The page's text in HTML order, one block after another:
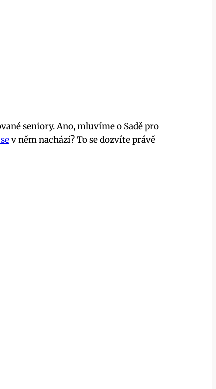
seniory. Ano, mluvíme o Sadě pro
v něm nachází? To se dozvíte právě